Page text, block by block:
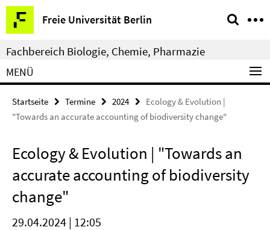
Springe
direkt
zu
Inhalt
Freie Universität Berlin
Service-
Navigation
Fachbereich Biologie, Chemie, Pharmazie
MENÜ
Startseite Termine 2024
Ecology & Evolution |
"Towards an accurate accounting of biodiversity change"
Ecology & Evolution | "Towards an
accurate accounting of biodiversity
change"
29.04.2024 | 12:05